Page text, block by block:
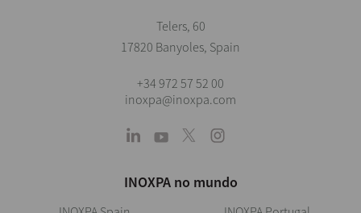
Telers, 60
17820 Banyoles, Spain
+34 972 57 52 00
inoxpa@inoxpa.com
INOXPA no mundo